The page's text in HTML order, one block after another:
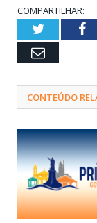
COMPARTILHAR:
Twitter
Email
CONTEÚDO